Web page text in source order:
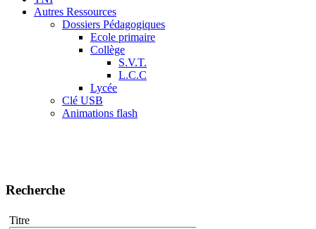
Autres Ressources
Dossiers Pédagogiques
Ecole primaire
Collège
S.V.T.
L.C.C
Lycée
Clé USB
Animations flash
Recherche
Titre